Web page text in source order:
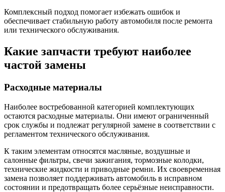
Комплексный подход помогает избежать ошибок и
обеспечивает стабильную работу автомобиля после ремонта
или технического обслуживания.
Какие запчасти требуют наиболее
частой замены
Расходные материалы
Наиболее востребованной категорией комплектующих
остаются расходные материалы. Они имеют ограниченный
срок службы и подлежат регулярной замене в соответствии с
регламентом технического обслуживания.
К таким элементам относятся масляные, воздушные и
салонные фильтры, свечи зажигания, тормозные колодки,
технические жидкости и приводные ремни. Их своевременная
замена позволяет поддерживать автомобиль в исправном
состоянии и предотвращать более серьёзные неисправности.